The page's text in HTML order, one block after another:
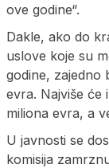
ove godine“.
Dakle, ako do
uslove koje su
godine, zajedno
evra. Najviše će
miliona evra, a
U javnosti se
komisija